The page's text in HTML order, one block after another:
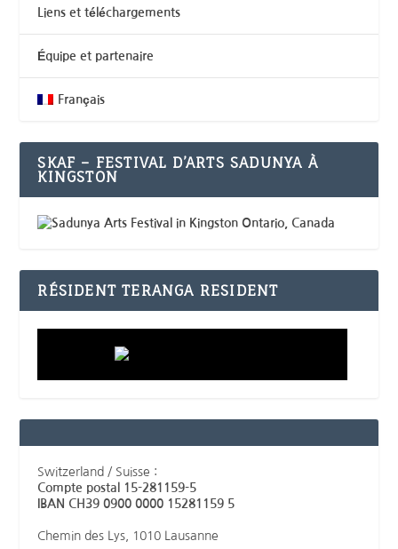
Liens et téléchargements
Équipe et partenaire
Français
SKAF – FESTIVAL D’ARTS SADUNYA À
KINGSTON
RÉSIDENT TERANGA RESIDENT
Switzerland / Suisse :
Compte postal 15-281159-5
IBAN CH39 0900 0000 15281159 5
Chemin des Lys, 1010 Lausanne